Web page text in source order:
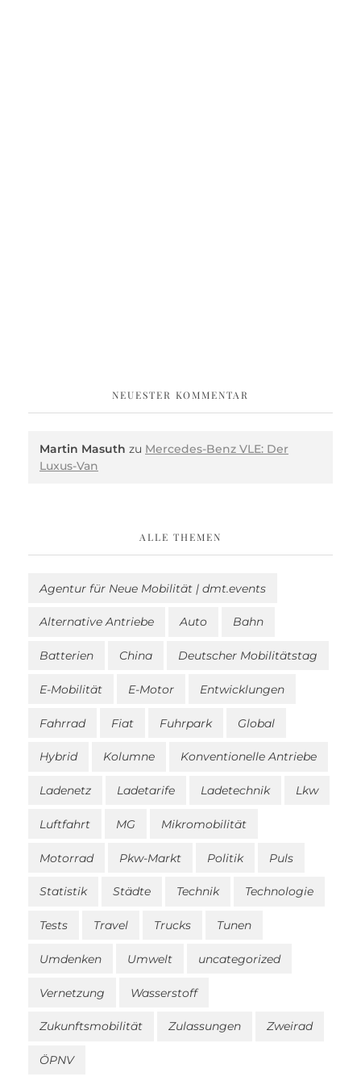
NEUESTER KOMMENTAR
Martin Masuth zu Mercedes-Benz VLE: Der
Luxus-Van
ALLE THEMEN
Agentur für Neue Mobilität | dmt.events
Alternative Antriebe Auto Bahn
Batterien China Deutscher Mobilitätstag
E-Mobilität E-Motor Entwicklungen
Fahrrad Fiat Fuhrpark Global
Hybrid Kolumne Konventionelle Antriebe
Ladenetz Ladetarife Ladetechnik Lkw
Luftfahrt MG Mikromobilität
Motorrad Pkw-Markt Politik Puls
Statistik Städte Technik Technologie
Tests Travel Trucks Tunen
Umdenken Umwelt uncategorized
Vernetzung Wasserstoff
Zukunftsmobilität Zulassungen Zweirad
ÖPNV